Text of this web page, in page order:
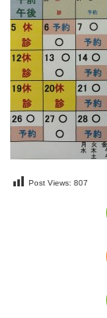
Post Views: 807